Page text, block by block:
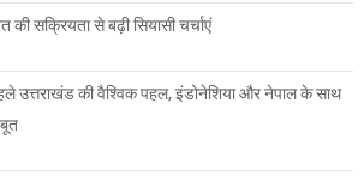
की सक्रियता से बढ़ी सियासी चर्चाएं
उत्तराखंड की वैश्विक पहल, इंडोनेशिया और नेपाल के साथ